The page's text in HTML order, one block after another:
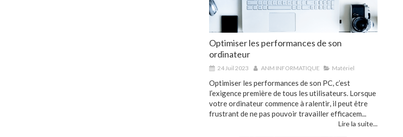
Optimiser les performances de son
ordinateur
24 Juil 2023 ANM INFORMATIQUE Matériel
Optimiser les performances de son PC, c’est
l’exigence première de tous les utilisateurs. Lorsque
votre ordinateur commence à ralentir, il peut être
frustrant de ne pas pouvoir travailler efficacem...
Lire la suite...